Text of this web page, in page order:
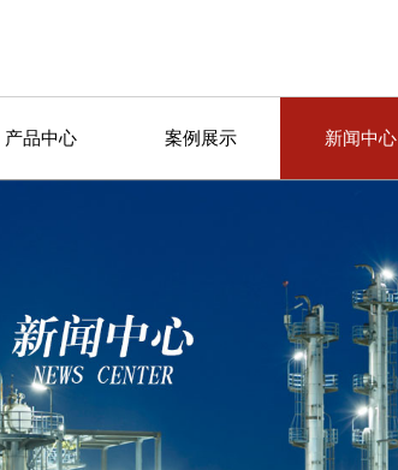
产品中心 案例展示 新闻中心